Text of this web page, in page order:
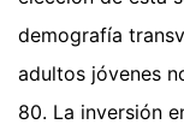
demografía
adultos jóvenes
80. La inversión